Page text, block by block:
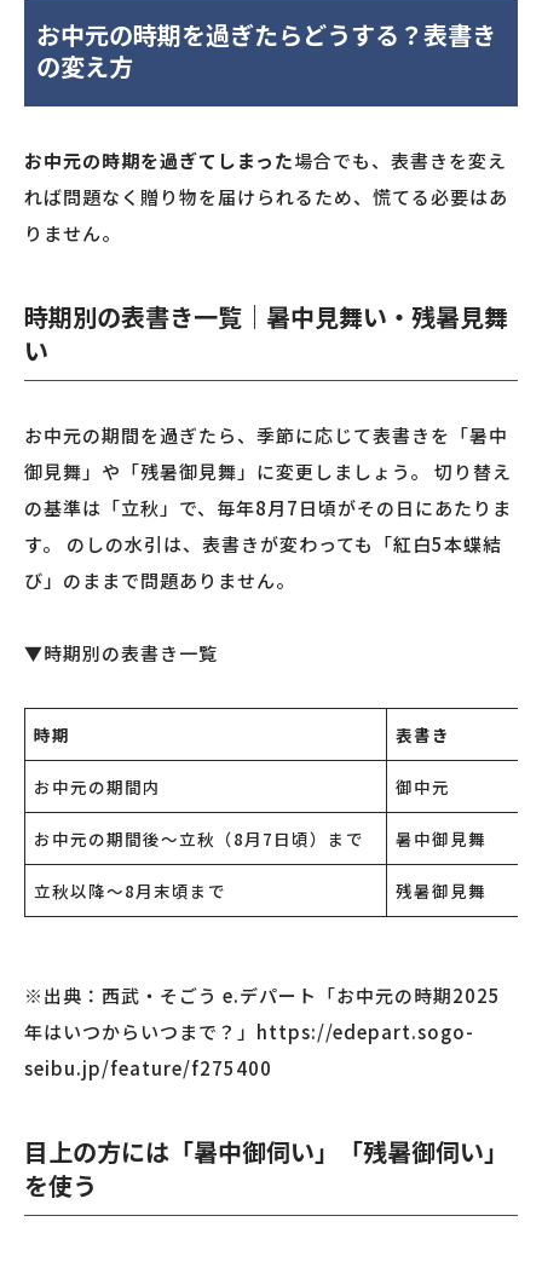
お中元の時期を過ぎたらどうする？表書き
の変え方
お中元の時期を過ぎてしまった場合でも、表書きを変え
れば問題なく贈り物を届けられるため、慌てる必要はあ
りません。
時期別の表書き一覧｜暑中見舞い・残暑見舞
い
お中元の期間を過ぎたら、季節に応じて表書きを「暑中
御見舞」や「残暑御見舞」に変更しましょう。 切り替え
の基準は「立秋」で、毎年8月7日頃がその日にあたりま
す。 のしの水引は、表書きが変わっても「紅白5本蝶結
び」のままで問題ありません。
▼時期別の表書き一覧
時期 表書き
お中元の期間内 御中元
お中元の期間後〜立秋（8月7日頃）まで 暑中御見舞
立秋以降〜8月末頃まで 残暑御見舞
※出典：西武・そごう e.デパート「お中元の時期2025
年はいつからいつまで？」https://edepart.sogo-
seibu.jp/feature/f275400
目上の方には「暑中御伺い」「残暑御伺い」
を使う